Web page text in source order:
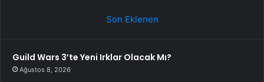
Son Eklenen
Guild Wars 3’te Yeni Irklar Olacak Mı?
Ağustos 8, 2026